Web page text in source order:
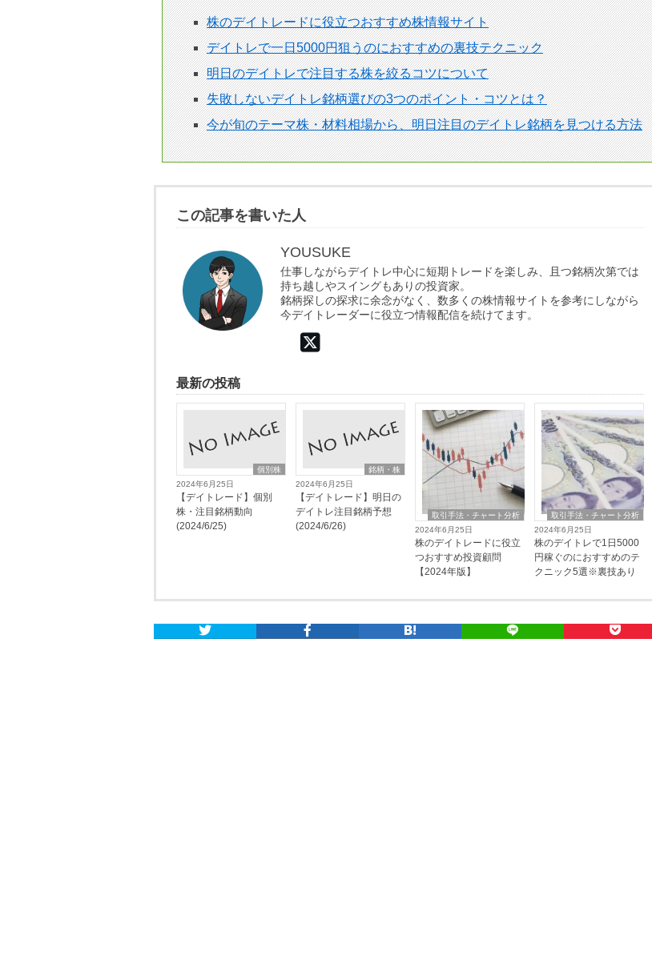
株のデイトレードに役立つおすすめ株情報サイト
デイトレで一日5000円狙うのにおすすめの裏技テクニック
明日のデイトレで注目する株を絞るコツについて
失敗しないデイトレ銘柄選びの3つのポイント・コツとは？
今が旬のテーマ株・材料相場から、明日注目のデイトレ銘柄を見つける方法
この記事を書いた人
YOUSUKE
仕事しながらデイトレ中心に短期トレードを楽しみ、且つ銘柄次第では
持ち越しやスイングもありの投資家。
銘柄探しの探求に余念がなく、数多くの株情報サイトを参考にしながら
今デイトレーダーに役立つ情報配信を続けてます。
最新の投稿
個別株
2024年6月25日
【デイトレード】個別
株・注目銘柄動向
(2024/6/25)
銘柄・株
2024年6月25日
【デイトレード】明日の
デイトレ注目銘柄予想
(2024/6/26)
取引手法・チャート分析
2024年6月25日
株のデイトレードに役立
つおすすめ投資顧問
【2024年版】
取引手法・チャート分析
2024年6月25日
株のデイトレで1日5000
円稼ぐのにおすすめのテ
クニック5選※裏技あり